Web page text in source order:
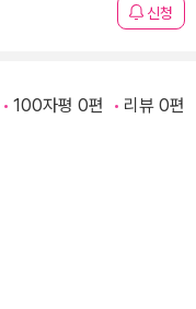
신청
100자평 0편 리뷰 0편